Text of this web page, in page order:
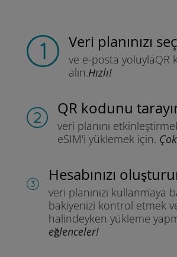
Veri planınızı
ve e-posta yoluylaQR
alın.Hızlı!
QR kodunu
veri planını
eSIM'i yüklemek için.
Hesabınızı
veri planınızı kullanmaya
bakiyenizi kontrol etmek
halindeyken yükleme
eğlenceler!